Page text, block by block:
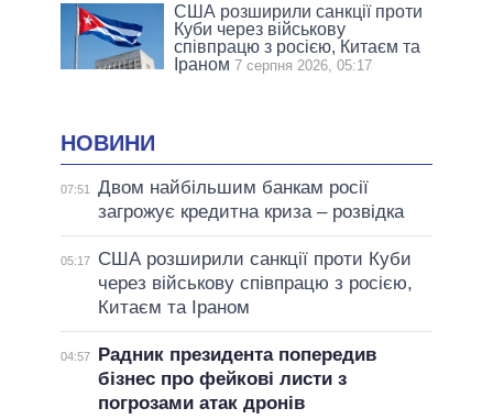
США розширили санкції проти
Куби через військову
співпрацю з росією, Китаєм та
Іраном 7 серпня 2026, 05:17
НОВИНИ
07:51
Двом найбільшим банкам росії
загрожує кредитна криза – розвідка
05:17
США розширили санкції проти Куби
через військову співпрацю з росією,
Китаєм та Іраном
04:57
Радник президента попередив
бізнес про фейкові листи з
погрозами атак дронів